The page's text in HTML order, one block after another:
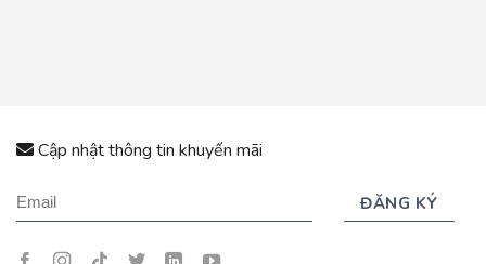
Cập nhật thông tin khuyến mãi